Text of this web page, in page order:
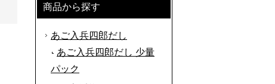
商品から探す
あご入兵四郎だし
あご入兵四郎だし 少量
パック